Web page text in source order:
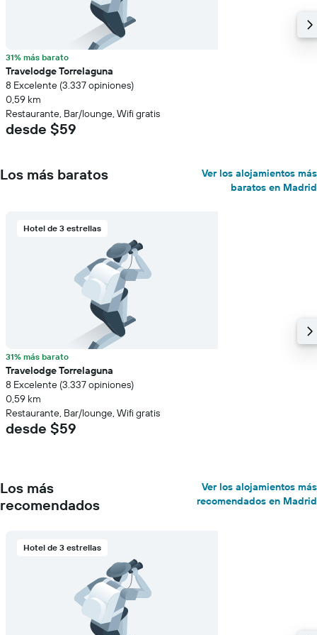
31% más barato
Travelodge Torrelaguna
8 Excelente (3.337 opiniones)
0,59 km
Restaurante, Bar/lounge, Wifi gratis
desde $59
Los más baratos
Ver los alojamientos más
baratos en Madrid
Hotel de 3 estrellas
31% más barato
Travelodge Torrelaguna
8 Excelente (3.337 opiniones)
0,59 km
Restaurante, Bar/lounge, Wifi gratis
desde $59
Los más
recomendados
Ver los alojamientos más
recomendados en Madrid
Hotel de 3 estrellas